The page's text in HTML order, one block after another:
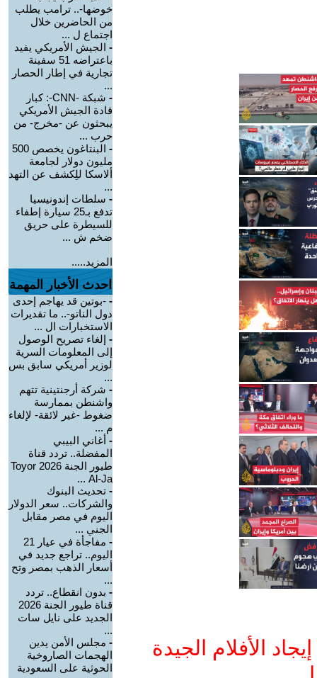
الأفلام الجيدة
خوضها-.. ترامب يطلب
من الحاضرين خلال
اجتماع ل ...
- الجيش الأمريكي يفيد
باعتراضه 51 سفينة
تجارية في إطار الحصار
...
-
شبكة -CNN-: كبار
قادة الجيش الأمريكي
يبحثون عن -مخرج- من
حرب ...
-
البنتاغون يخصص 500
مليون دولار لجامعة
ألاسكا للِكشف عن التهد
...
- سلطات إندونيسيا
تدفع بـ25 سيارة إطفاء
للسيطرة على حريق
ضخم ش ...
المزيد.....
احدث الأخبار المهمة
- -بوتين قد يهاجم إحدى
دول الناتو-.. ما تقديرات
الاستخبارات ال ...
- إلغاء تصريح الوصول
إلى المعلومات السرية
لوزير أمريكي سابق بس
...
- شركة أرجنتينية تتهم
واشنطن بممارسة
ضغوط -غير لائقة- لإلغاء
م ...
- أغاني البيبي
المفضلة.. تردد قناة
طيور الجنة 2026 Toyor
Al-Ja ...
- تحديث البنوك
والشركات.. سعر الدولار
اليوم في مصر مقابل
الجني ...
-
مفاجأة في عيار 21
اليوم.. تراجع جديد في
أسعار الذهب بمصر وتح
...
- بدون انقطاع.. تردد
قناة طيور الجنة 2026
الجديد على نايل سات
...
- مجلس الأمن يدين
الهجمات الصاروخية
الحوثية على السعودية